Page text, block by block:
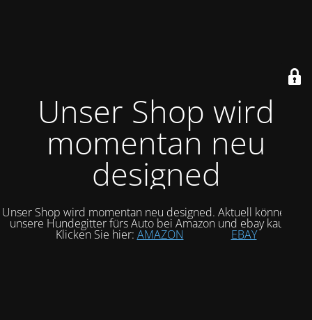
Unser Shop wird
momentan neu
designed
Unser Shop wird momentan neu designed. Aktuell können Sie
unsere Hundegitter fürs Auto bei Amazon und ebay kaufen.
Klicken Sie hier: AMAZON EBAY